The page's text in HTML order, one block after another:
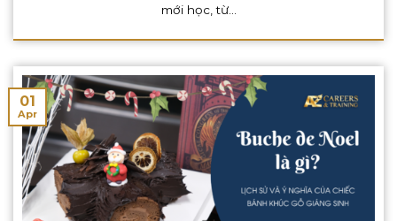
mới học, từ...
01
Apr